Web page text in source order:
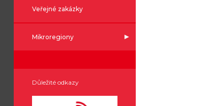
Veřejné zakázky
Mikroregiony
Důležité odkazy